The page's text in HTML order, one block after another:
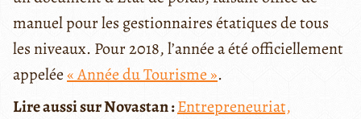
manuel pour les gestionnaires étatiques de tous
les niveaux. Pour 2018, l’année a été officiellement
appelée« Année du Tourisme ».
Lire aussi sur Novastan :Entrepreneuriat,